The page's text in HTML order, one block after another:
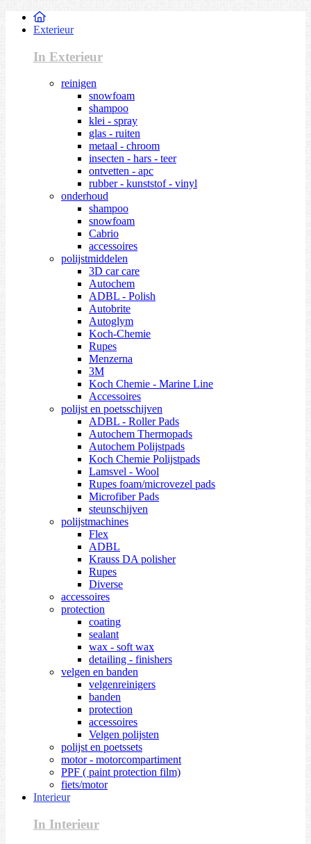
Exterieur
In Exterieur
reinigen
snowfoam
shampoo
klei - spray
glas - ruiten
metaal - chroom
insecten - hars - teer
ontvetten - apc
rubber - kunststof - vinyl
onderhoud
shampoo
snowfoam
Cabrio
accessoires
polijstmiddelen
3D car care
Autochem
ADBL - Polish
Autobrite
Autoglym
Koch-Chemie
Rupes
Menzerna
3M
Koch Chemie - Marine Line
Accessoires
polijst en poetsschijven
ADBL - Roller Pads
Autochem Thermopads
Autochem Polijstpads
Koch Chemie Polijstpads
Lamsvel - Wool
Rupes foam/microvezel pads
Microfiber Pads
steunschijven
polijstmachines
Flex
ADBL
Krauss DA polisher
Rupes
Diverse
accessoires
protection
coating
sealant
wax - soft wax
detailing - finishers
velgen en banden
velgenreinigers
banden
protection
accessoires
Velgen polijsten
polijst en poetssets
motor - motorcompartiment
PPF ( paint protection film)
fiets/motor
Interieur
In Interieur